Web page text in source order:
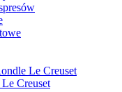
Le Creuset
Creuset